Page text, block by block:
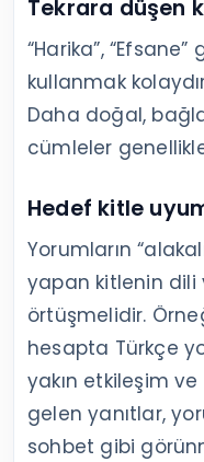
Tekrara düşen
“Harika”, “Efsane”
kullanmak
Daha doğal,
cümleler
Hedef kitle
Yorumların
yapan kitlenin dili
örtüşmelidir.
hesapta Türkçe
yakın etkileşim
gelen yanıtlar,
sohbet gibi